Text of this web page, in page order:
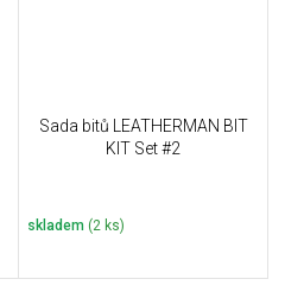
Sada bitů LEATHERMAN BIT
KIT Set #2
skladem (2 ks)